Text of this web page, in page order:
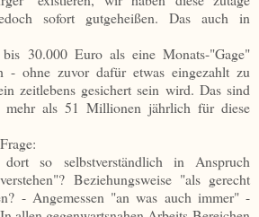
sofort gutgeheißen. Das auch in
30.000 Euro als eine Monats-"Gage"
- ohne zuvor dafür etwas eingezahlt zu
zeitlebens gesichert sein wird. Das sind
mehr als 51 Millionen jährlich für diese
so selbstverständlich in Anspruch
Beziehungsweise "als gerecht
- Angemessen "an was auch immer" -